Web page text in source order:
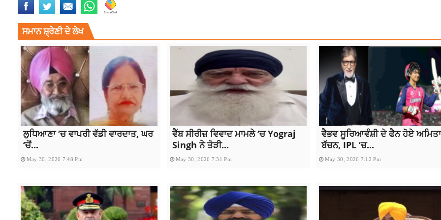
ਸਮਾਨ ਸ਼੍ਰੇਣੀ ਦੇ ਲੇਖ
ਲੁਧਿਆਣਾ ‘ਚ ਵਾਪਰੀ ਵੱਡੀ ਵਾਰਦਾਤ, ਘਰ
‘ਚੋਂ...
May 30, 2026 7:48 Pm
ਵੈੱਬ ਸੀਰੀਜ਼ ਵਿਵਾਦ ਮਾਮਲੇ ‘ਚ Yograj
Singh ਨੇ ਤੋੜੀ...
May 30, 2026 7:31 Pm
ਵੈਭਵ ਸੂਰਿਆਵੰਸ਼ੀ ਦੇ ਫੈਨ ਹੋਏ
ਬੱਚਨ, IPL ‘ਚ...
May 30, 2026 7:12 Pm